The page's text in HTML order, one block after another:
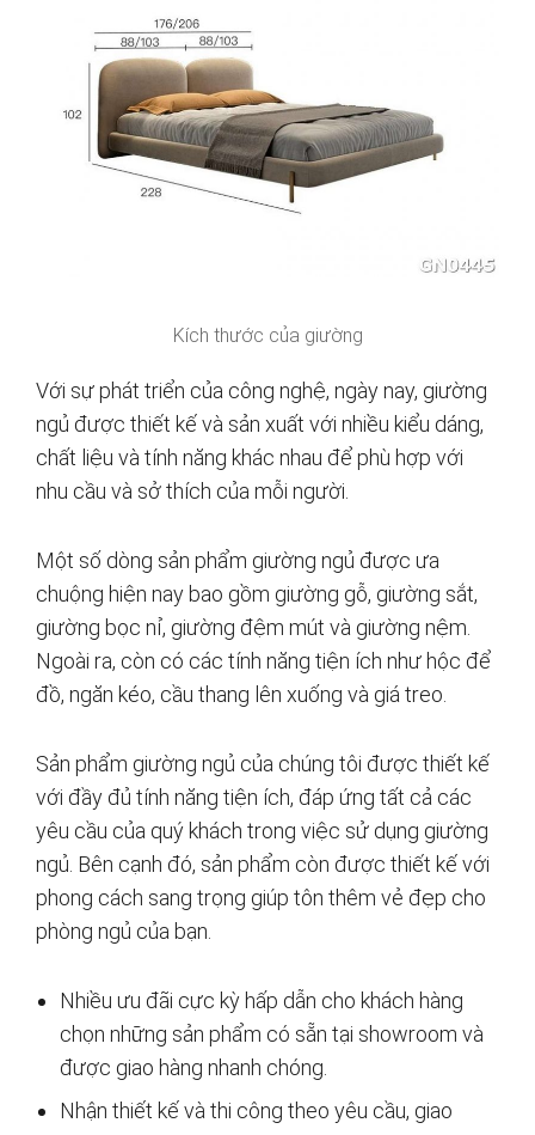
Kích thước của giường
Với sự phát triển của công nghệ, ngày nay, giường
ngủ được thiết kế và sản xuất với nhiều kiểu dáng,
chất liệu và tính năng khác nhau để phù hợp với
nhu cầu và sở thích của mỗi người.
Một số dòng sản phẩm giường ngủ được ưa
chuộng hiện nay bao gồm giường gỗ, giường sắt,
giường bọc nỉ, giường đệm mút và giường nệm.
Ngoài ra, còn có các tính năng tiện ích như hộc để
đồ, ngăn kéo, cầu thang lên xuống và giá treo.
Sản phẩm giường ngủ của chúng tôi được thiết kế
với đầy đủ tính năng tiện ích, đáp ứng tất cả các
yêu cầu của quý khách trong việc sử dụng giường
ngủ. Bên cạnh đó, sản phẩm còn được thiết kế với
phong cách sang trọng giúp tôn thêm vẻ đẹp cho
phòng ngủ của bạn.
Nhiều ưu đãi cực kỳ hấp dẫn cho khách hàng
chọn những sản phẩm có sẵn tại showroom và
được giao hàng nhanh chóng.
Nhận thiết kế và thi công theo yêu cầu, giao